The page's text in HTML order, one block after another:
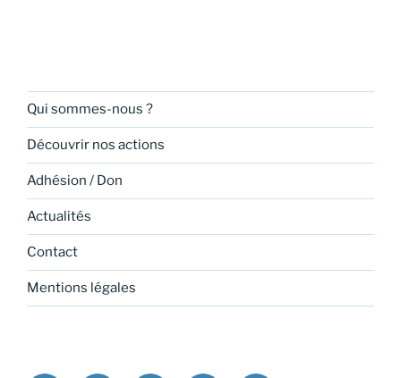
Qui sommes-nous ?
Découvrir nos actions
Adhésion / Don
Actualités
Contact
Mentions légales